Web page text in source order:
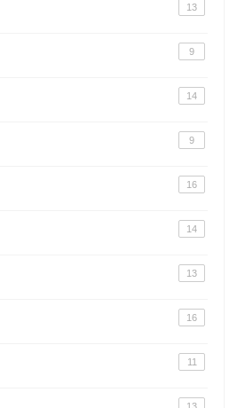
13
9
14
9
16
14
13
16
11